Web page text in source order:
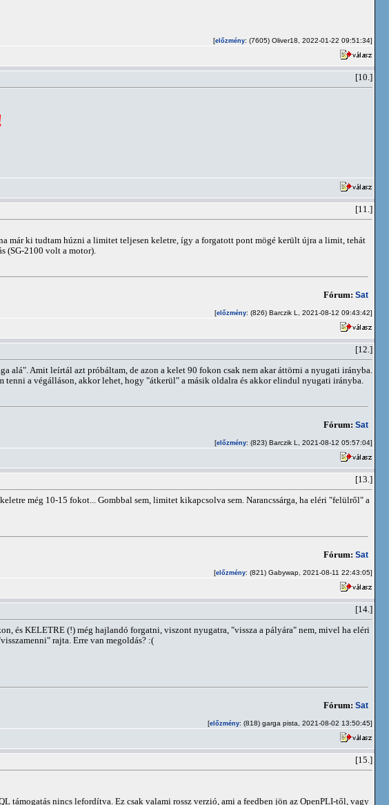
[előzmény: (7605) Oliver18, 2022-01-22 09:51:34]
[10.]
[11.]
ki tudtam húzni a limitet teljesen keletre, így a forgatott pont mögé került újra a limit, tehát
(SG-2100 volt a motor).
Fórum: Sat
[előzmény: (826) Barczik L, 2021-08-12 09:43:42]
[12.]
alá". Amit leírtál azt próbáltam, de azon a kelet 90 fokon csak nem akar áttörni a nyugati irányba.
a végálláson, akkor lehet, hogy "átkerül" a másik oldalra és akkor elindul nyugati irányba.
Fórum: Sat
[előzmény: (823) Barczik L, 2021-08-12 05:57:04]
[13.]
még 10-15 fokot... Gombbal sem, limitet kikapcsolva sem. Narancssárga, ha eléri "felülről" a
Fórum: Sat
[előzmény: (821) Gabywap, 2021-08-11 22:43:05]
[14.]
és KELETRE (!) még hajlandó forgatni, viszont nyugatra, "vissza a pályára" nem, mivel ha eléri
rajta. Erre van megoldás? :(
Fórum: Sat
[előzmény: (818) garga pista, 2021-08-02 13:50:45]
[15.]
támogatás nincs lefordítva. Ez csak valami rossz verzió, ami a feedben jön az OpenPLI-től, vagy